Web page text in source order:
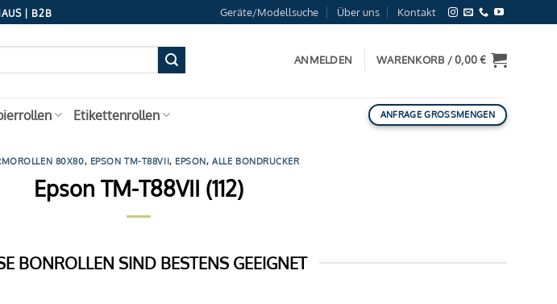
| B2B Geräte/Modellsuche Über uns Kontakt
ANMELDEN WARENKORB /0,00€
Etikettenrollen ANFRAGE GROSSMENGEN
80X80, EPSON TM-T88VII, EPSON,ALLE BONDRUCKER
Epson TM-T88VII (112)
BONROLLEN SIND BESTENS GEEIGNET